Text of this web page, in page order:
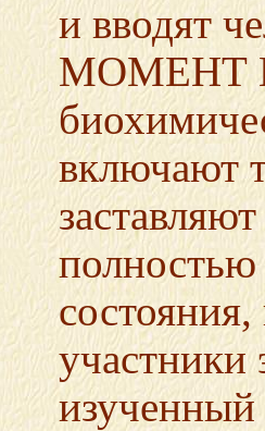
и вводят
МОМЕНТ
включают
полностью
изученный